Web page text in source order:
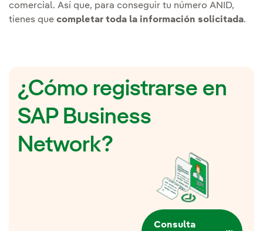
comercial. Así que, para conseguir tu número ANID,
tienes que completar toda la información solicitada.
¿Cómo registrarse en
SAP Business
Network?
Consulta